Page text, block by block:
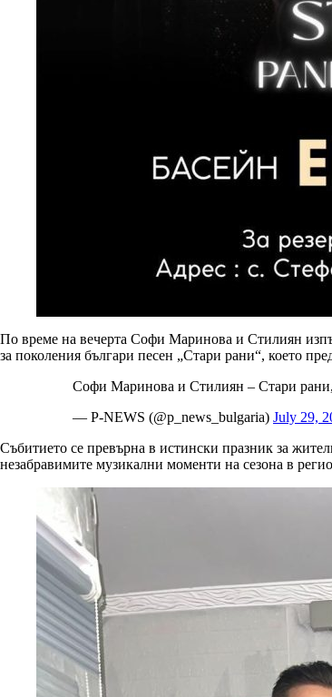
По време на вечерта Софи Маринова и Стилиян
за поколения българи песен „Стари рани“, което
Софи Маринова и Стилиян – Стари
— P-NEWS (@p_news_bulgaria) July 29,
Събитието се превърна в истински празник за
незабравимите музикални моменти на сезона в